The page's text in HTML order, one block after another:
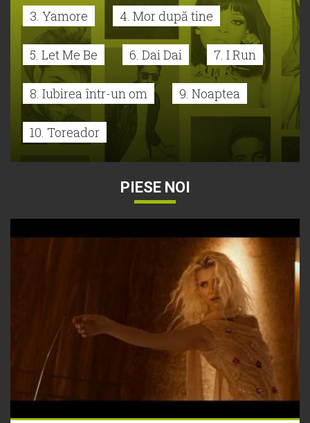
3. Yamore 4. Mor după tine
5. Let Me Be 6. Dai Dai 7. I Run
8. Iubirea într-un om 9. Noaptea
10. Toreador
PIESE NOI